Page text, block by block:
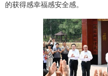
的获得感幸福感安全感。